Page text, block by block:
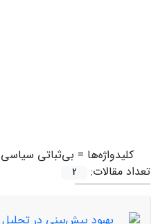
کلیدواژه‌ها = بی‌ثباتی سیاسی
تعداد مقالات:
2